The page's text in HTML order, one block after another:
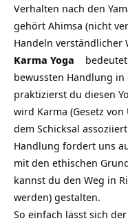
Verhalten nach den
gehört Ahimsa (nicht
Handeln verständlicher
Karma Yoga bedeutet
bewussten Handlung
praktizierst du diesen
wird Karma (Gesetz
dem Schicksal
Handlung fordert uns
mit den ethischen
kannst du den Weg in
werden) gestalten.
So einfach lässt sich der